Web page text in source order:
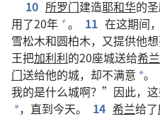
10 所罗门建造耶和华的
用了20年 + 。 11 在这期间，
雪松木和圆柏木，又提供他
王把加利利的20座城送给希兰
门送给他的城，却不满意 *。
我的是什么城啊？”因此，
*，直到今天。 14 希兰给了